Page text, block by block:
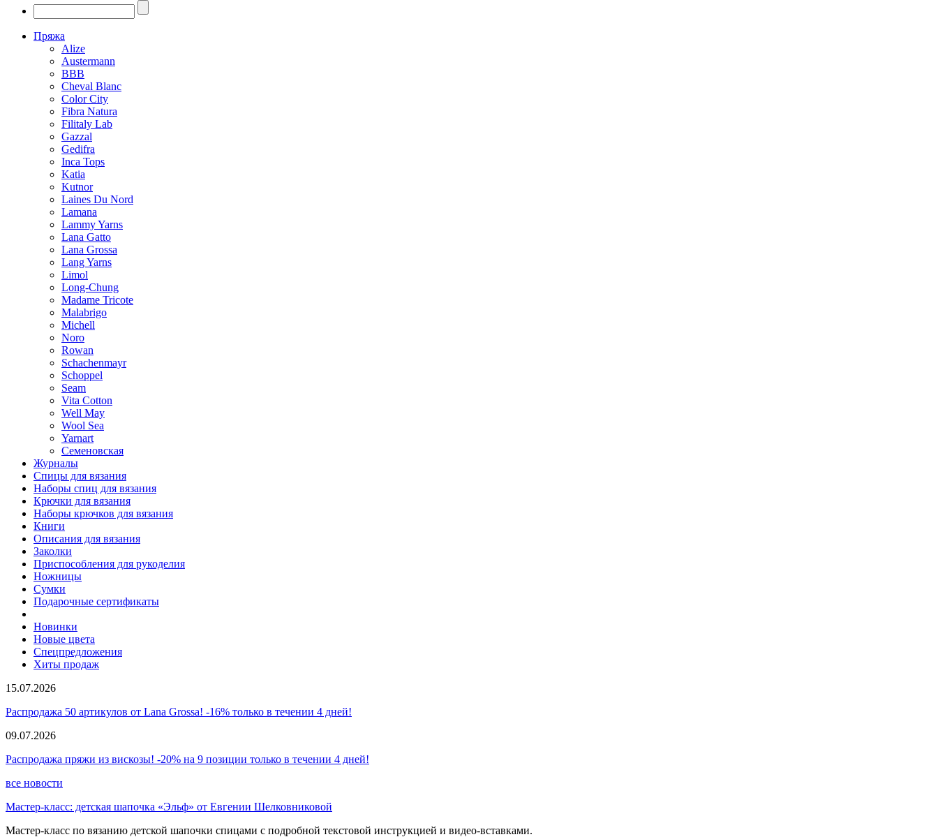
Пряжа
Alize
Austermann
BBB
Cheval Blanc
Color City
Fibra Natura
Filitaly Lab
Gazzal
Gedifra
Inca Tops
Katia
Kutnor
Laines Du Nord
Lamana
Lammy Yarns
Lana Gatto
Lana Grossa
Lang Yarns
Limol
Long-Chung
Madame Tricote
Malabrigo
Michell
Noro
Rowan
Schachenmayr
Schoppel
Seam
Vita Cotton
Well May
Wool Sea
Yarnart
Семеновская
Журналы
Спицы для вязания
Наборы спиц для вязания
Крючки для вязания
Наборы крючков для вязания
Книги
Описания для вязания
Заколки
Приспособления для рукоделия
Ножницы
Сумки
Подарочные сертификаты
Новинки
Новые цвета
Спецпредложения
Хиты продаж
15.07.2026
Распродажа 50 артикулов от Lana Grossa! -16% только в течении 4 дней!
09.07.2026
Распродажа пряжи из вискозы! -20% на 9 позиции только в течении 4 дней!
все новости
Мастер-класс: детская шапочка «Эльф» от Евгении Шелковниковой
Мастер-класс по вязанию детской шапочки спицами с подробной текстовой инструкцией и видео-вставками.